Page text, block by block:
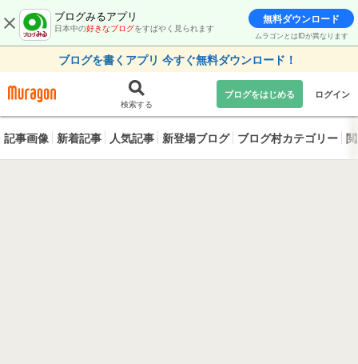
ブログみるアプリ
日本中の好きなブログをすばやく見られます
無料ダウンロード
ムラゴンとはIDが異なります
ブログを書くアプリ 今すぐ無料ダウンロード！
検索する
ブログをはじめる ログイン
記事画像 新着記事 人気記事 新登場ブログ ブログ村カテゴリー